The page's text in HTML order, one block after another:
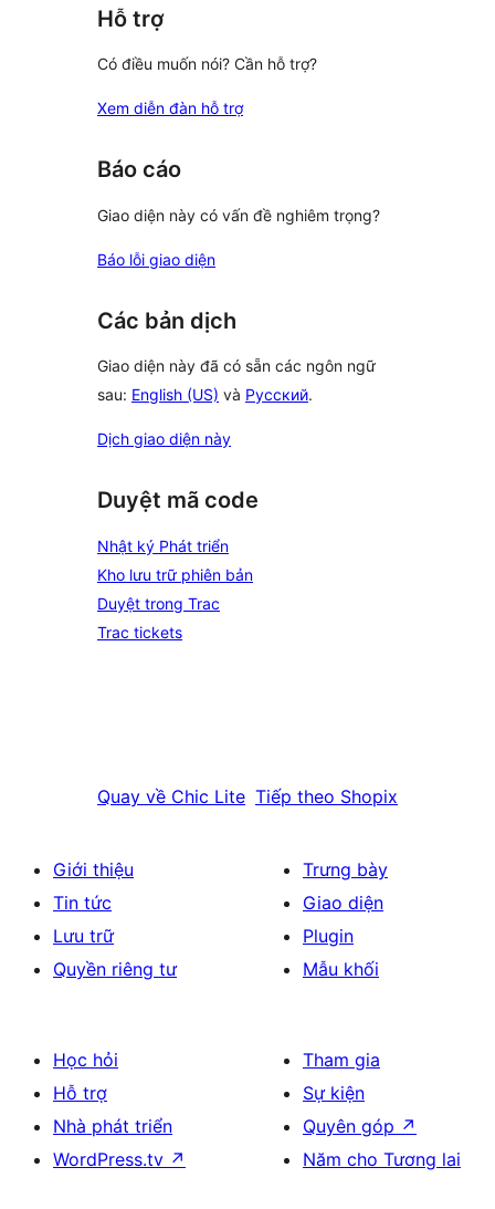
Hỗ trợ
Có điều muốn nói? Cần hỗ trợ?
Xem diễn đàn hỗ trợ
Báo cáo
Giao diện này có vấn đề nghiêm trọng?
Báo lỗi giao diện
Các bản dịch
Giao diện này đã có sẵn các ngôn ngữ
sau: English (US) và Русский.
Dịch giao diện này
Duyệt mã code
Nhật ký Phát triển
Kho lưu trữ phiên bản
Duyệt trong Trac
Trac tickets
Quay về Chic Lite Tiếp theo Shopix
Giới thiệu
Tin tức
Lưu trữ
Quyền riêng tư
Trưng bày
Giao diện
Plugin
Mẫu khối
Học hỏi
Hỗ trợ
Nhà phát triển
WordPress.tv ↗
Tham gia
Sự kiện
Quyên góp ↗
Năm cho Tương lai